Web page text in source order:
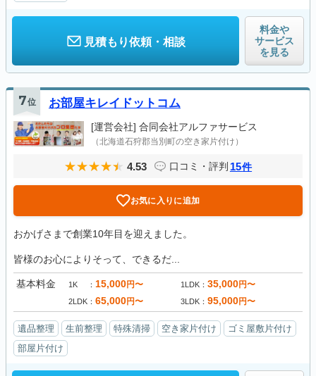
見積もり依頼・相談
料金や
サービス
を見る
7位 お部屋キレイドットコム
[運営会社] 合同会社アルファサービス
（北海道石狩郡当別町の空き家片付け）
4.53 口コミ・評判 15件
お気に入りに追加
おかげさまで創業10年目を迎えました。
皆様のお心によりそって、できるだ...
基本料金 1K 15,000円〜 1LDK 35,000円〜
2LDK 65,000円〜 3LDK 95,000円〜
遺品整理 生前整理 特殊清掃 空き家片付け
ゴミ屋敷片付け
部屋片付け